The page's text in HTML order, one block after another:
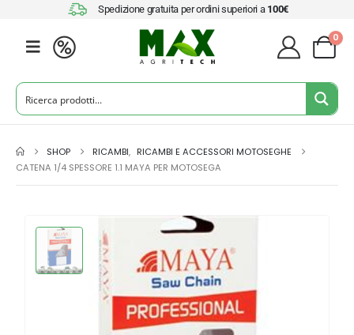
Spedizione gratuita per ordini superiori a 100€
0
SHOP RICAMBI, RICAMBI E ACCESSORI MOTOSEGHE
CATENA 1/4 SPESSORE 1.1 MAYA PER MOTOSEGA